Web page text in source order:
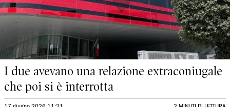
I due avevano una relazione extraconiugale
che poi si è interrotta